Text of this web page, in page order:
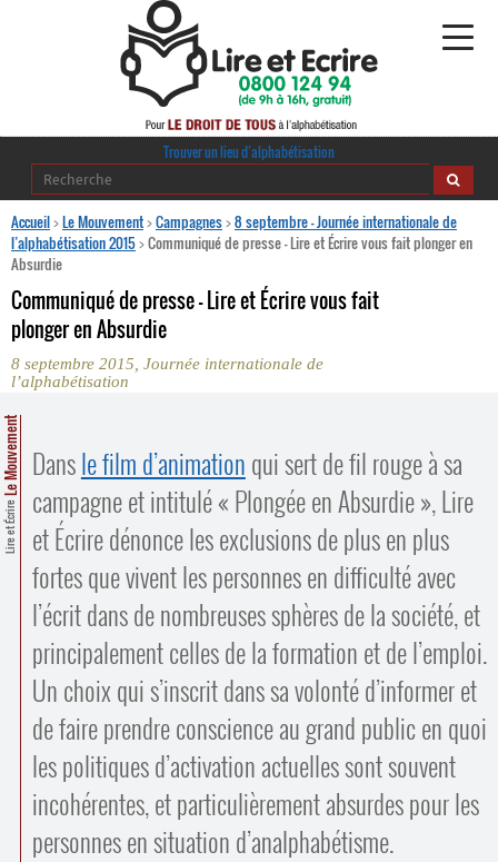
Alphabétisation
·
Comprendre et parler
Bienvenue en Belgique
Contacts
Trouver un lieu d’alphabétisation
Trouver un lieu d’alphabétisation
Accueil>Le Mouvement>Campagnes>8 septembre – Journée internationale de
l’alphabétisation 2015>Communiqué de presse – Lire et Écrire vous fait plonger en
Absurdie
Communiqué de presse – Lire et Écrire vous fait
plonger en Absurdie
8 septembre 2015, Journée internationale de
l’alphabétisation
Lire et Écrire
Le Mouvement Dansle film d’animation qui sert de fil rouge à sa
campagne et intitulé « Plongée en Absurdie », Lire
et Écrire dénonce les exclusions de plus en plus
fortes que vivent les personnes en difficulté avec
l’écrit dans de nombreuses sphères de la société, et
principalement celles de la formation et de l’emploi.
Un choix qui s’inscrit dans sa volonté d’informer et
de faire prendre conscience au grand public en quoi
les politiques d’activation actuelles sont souvent
incohérentes, et particulièrement absurdes pour les
personnes en situation d’analphabétisme.